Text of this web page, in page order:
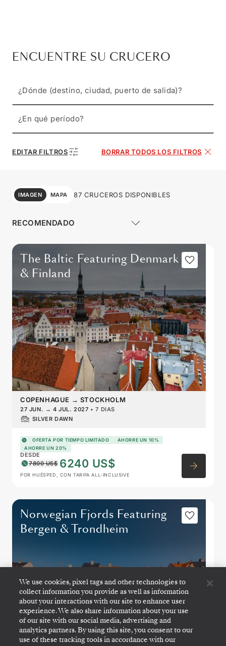
ENCUENTRE SU CRUCERO
¿Dónde (destino, ciudad, puerto de salida)?
¿En qué período?
EDITAR FILTROS BORRAR TODOS LOS FILTROS
IMAGEN MAPA 87 CRUCEROS DISPONIBLES
The Baltic Featuring Denmark
& Finland
COPENHAGUE → STOCKHOLM
27 JUN. → 4 JUL. 2027 •7 DIAS
SILVER DAWN
OFERTA POR TIEMPO LIMITADO
AHORRE UN 10%
AHORRE UN 20%
DESDE
7800 US$ 6240 US$
POR HUÉSPED, CON TARIFA ALL-INCLUSIVE
Norwegian Fjords Featuring
Bergen & Trondheim
We use cookies, pixel tags and other technologies to
collect information you provide as well as information
about your interactions with our site to enhance user
experience. We also share information about your use
of our site with our social media, advertising and
analytics partners. By using this site, you consent to our
use of these tracking tools in accordance with our